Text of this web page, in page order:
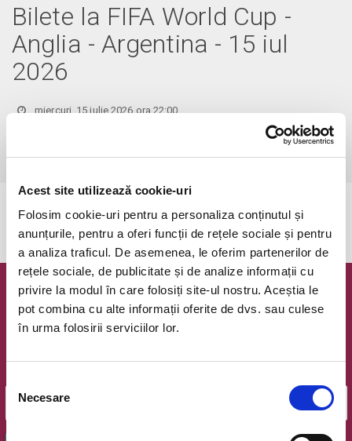
Acest site utilizează cookie-uri
Folosim cookie-uri pentru a personaliza conținutul și
anunțurile, pentru a oferi funcții de rețele sociale și pentru
a analiza traficul. De asemenea, le oferim partenerilor de
rețele sociale, de publicitate și de analize informații cu
privire la modul în care folosiți site-ul nostru. Aceștia le
pot combina cu alte informații oferite de dvs. sau culese
în urma folosirii serviciilor lor.
consimțământului
Necesare
Bilete la FIFA World Cup -
Anglia - Argentina - 15 iul
2026
miercuri, 15 iulie 2026 ora 22:00
Rezervarea este valabila doar pentru meciul ales!
Evenimentul a expirat.
Newsletter @ Bilete.ro
Oferte exclusive si o editie saptamanala cu cele mai noi